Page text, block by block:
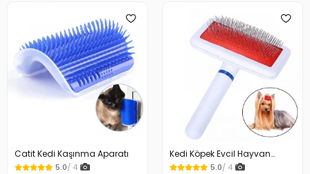
Catit Kedi Kaşınma Aparatı
5.0/ 4
Kedi Köpek Evcil Hayvan
Fırçası Telli5.0/ 4